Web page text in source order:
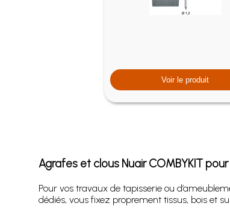
Voir le produit
Agrafes et clous Nuair COMBYKIT
Pour vos travaux de tapisserie ou
dédiés, vous fixez proprement tissus, bois et